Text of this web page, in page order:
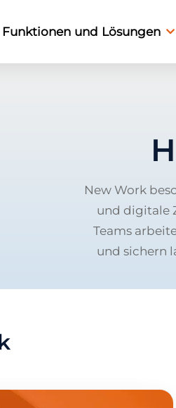
Funktionen und Lösungen
New Work
und digitale
Teams
und sichern